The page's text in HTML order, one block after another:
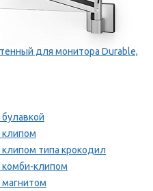
для монитора Durable,
типа крокодил
клипом